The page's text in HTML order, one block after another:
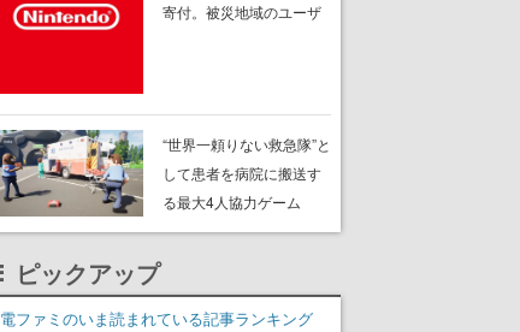
寄付。被災地域のユーザ
“世界一頼りない救急隊”と
して患者を病院に搬送す
る最大4人協力ゲーム
『Emergency Buddies』
み込んだらひとりが運
ピックアップ
電ファミのいま読まれている記事ランキング